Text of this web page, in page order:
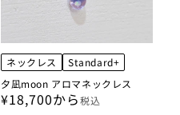
ネックレス
Standard+
夕凪moon アロマネックレス
¥18,700から税込